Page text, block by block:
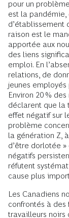
pour un
est la pandémie,
d’établissement
raison est le
apportée aux
des liens
emploi. En
relations, de
jeunes
Environ 20 %
déclarent que la
effet négatif sur
problème
la génération Z,
d’être dorlotée »
négatifs
réfutent
cause plus
Les Canadiens
confrontés à des
travailleurs noirs